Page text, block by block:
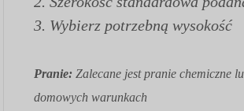
3. Wybierz potrzebną wysokość
Pranie: Zalecane jest pranie chemiczne
domowych warunkach